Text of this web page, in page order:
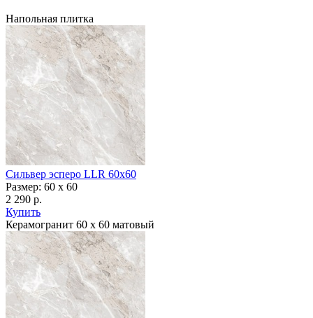
Напольная плитка
Сильвер эсперо LLR 60x60
Размер: 60 x 60
2 290 р.
Купить
Керамогранит 60 х 60 матовый